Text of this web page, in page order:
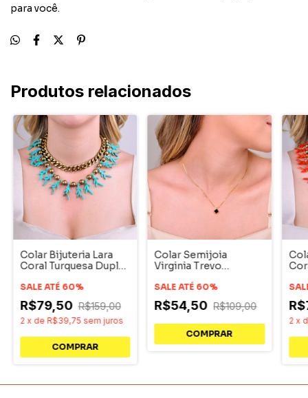
para você.
Produtos relacionados
Colar Bijuteria Lara
Coral Turquesa Duplo
SALE ATÉ 60%
R$79,50 R$159,00
2 x de R$39,75 sem juros
Colar Semijoia
Virginia Trevo
SALE ATÉ 60%
R$54,50 R$109,00
2 x